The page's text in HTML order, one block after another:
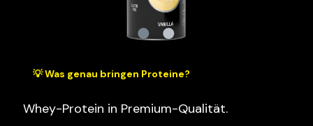
💡 Was genau bringen Proteine?
Whey-Protein in Premium-Qualität.